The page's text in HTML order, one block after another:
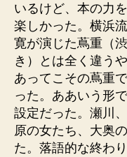
いるけど、本の力
楽しかった。横浜
寛が演じた蔦重（
き）とは全く違う
あってこその蔦重
った。ああいう形
設定だった。瀬川
原の女たち、大奥
た。落語的な終わ